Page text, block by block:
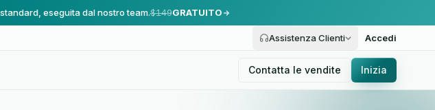
eseguita dal nostro team.$149GRATUITO
Assistenza Clienti Accedi
Contatta le vendite Inizia